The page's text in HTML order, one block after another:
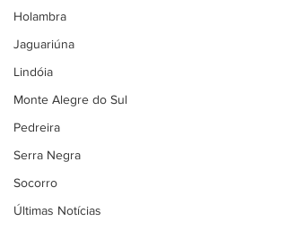
Holambra
Jaguariúna
Lindóia
Monte Alegre do Sul
Pedreira
Serra Negra
Socorro
Últimas Notícias